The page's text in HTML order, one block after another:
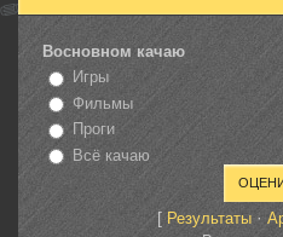
Восновном качаю
Игры
Фильмы
Проги
Всё качаю
[ Результаты·